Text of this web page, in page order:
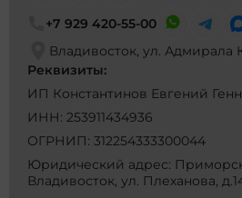
+7 929 420-55-00
Владивосток, ул. Адмирала
Реквизиты:
ИП Константинов Евгений
ИНН: 253911434936
ОГРНИП: 312254333300044
Юридический адрес:
Владивосток, ул. Плеханова,